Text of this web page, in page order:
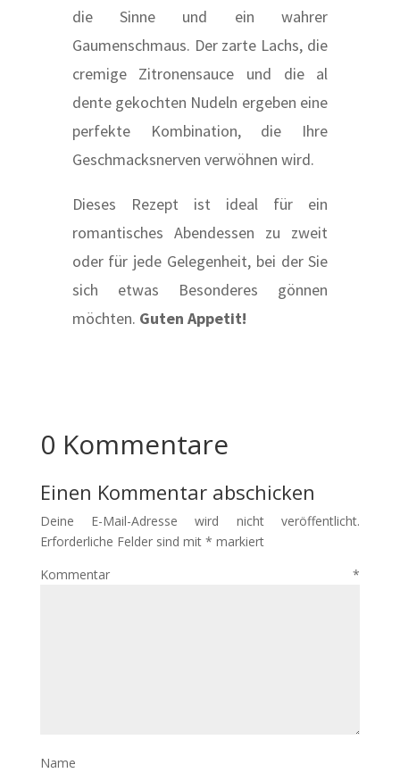
die Sinne und ein wahrer
Gaumenschmaus. Der zarte Lachs, die
cremige Zitronensauce und die al
dente gekochten Nudeln ergeben eine
perfekte Kombination, die Ihre
Geschmacksnerven verwöhnen wird.
Dieses Rezept ist ideal für ein
romantisches Abendessen zu zweit
oder für jede Gelegenheit, bei der Sie
sich etwas Besonderes gönnen
möchten. Guten Appetit!
0 Kommentare
Einen Kommentar abschicken
Deine E-Mail-Adresse wird nicht veröffentlicht.
Erforderliche Felder sind mit * markiert
Kommentar*
Name